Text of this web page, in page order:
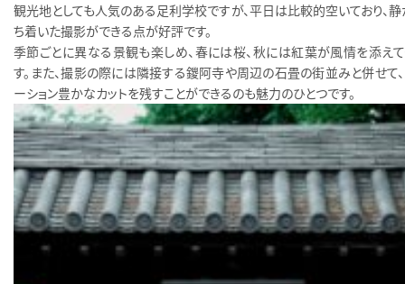
観光地としても人気のある足利学校ですが、平日は比較的空いており、
ち着いた撮影ができる点が好評です。
季節ごとに異なる景観も楽しめ、春には桜、秋には紅葉が風情を添え
す。また、撮影の際には隣接する鑁阿寺や周辺の石畳の街並みと併せて
ーション豊かなカットを残すことができるのも魅力のひとつです。